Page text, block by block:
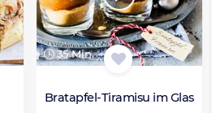
35 Min.
Bratapfel-Tiramisu im Glas